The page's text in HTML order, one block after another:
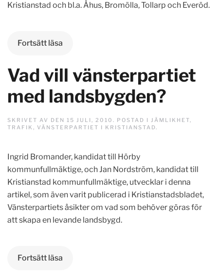
Kristianstad och bl.a. Åhus, Bromölla, Tollarp och Everöd.
Fortsätt läsa
Vad vill vänsterpartiet
med landsbygden?
SKRIVET AV DEN 15 JULI, 2010 . POSTAD I JÄMLIKHET,
TRAFIK , VÄNSTERPARTIET I KRISTIANSTAD.
Ingrid Bromander, kandidat till Hörby
kommunfullmäktige, och Jan Nordström, kandidat till
Kristianstad kommunfullmäktige, utvecklar i denna
artikel, som även varit publicerad i Kristianstadsbladet,
Vänsterpartiets åsikter om vad som behöver göras för
att skapa en levande landsbygd.
Fortsätt läsa